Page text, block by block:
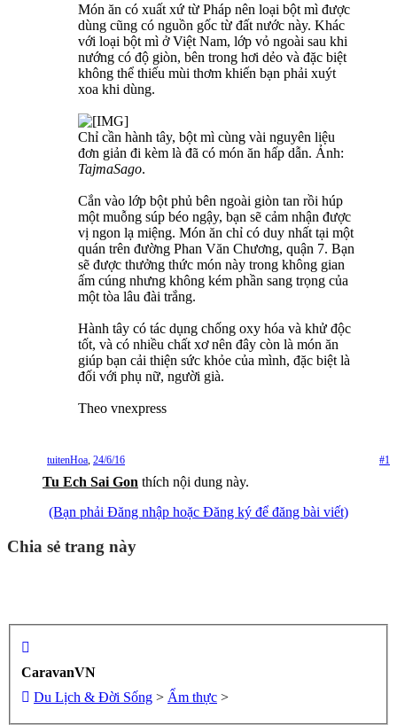
Món ăn có xuất xứ từ Pháp nên loại bột mì được
dùng cũng có nguồn gốc từ đất nước này. Khác
với loại bột mì ở Việt Nam, lớp vỏ ngoài sau khi
nướng có độ giòn, bên trong hơi dẻo và đặc biệt
không thể thiếu mùi thơm khiến bạn phải xuýt
xoa khi dùng.
Chỉ cần hành tây, bột mì cùng vài nguyên liệu
đơn giản đi kèm là đã có món ăn hấp dẫn. Ảnh:
TajmaSago.
Cắn vào lớp bột phủ bên ngoài giòn tan rồi húp
một muỗng súp béo ngậy, bạn sẽ cảm nhận được
vị ngon lạ miệng. Món ăn chỉ có duy nhất tại một
quán trên đường Phan Văn Chương, quận 7. Bạn
sẽ được thưởng thức món này trong không gian
ấm cúng nhưng không kém phần sang trọng của
một tòa lâu đài trắng.
Hành tây có tác dụng chống oxy hóa và khử độc
tốt, và có nhiều chất xơ nên đây còn là món ăn
giúp bạn cải thiện sức khỏe của mình, đặc biệt là
đối với phụ nữ, người già.
Theo vnexpress
#1
tuitenHoa 24/6/16
Tu Ech Sai Gon thích nội dung này.
(Bạn phải Đăng nhập hoặc Đăng ký để đăng bài viết)
Chia sẻ trang này
CaravanVN
Du Lịch & Đời Sống > Ẩm thực >